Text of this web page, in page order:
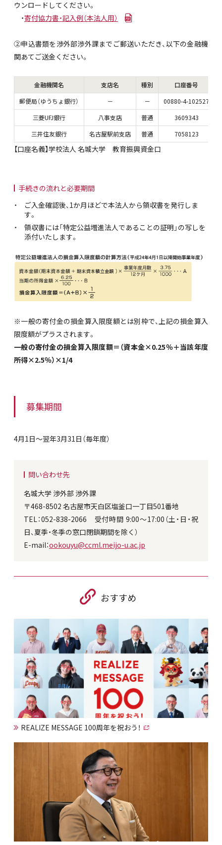
ウンロードしてください。
・寄付協力書・記入例（本法人用）
②申込書類を渉外部渉外課までご郵送いただき、以下の金融機
関あてご送金ください。
金融機関名 支店名 種別
口座番号
郵便局（ゆうちょ銀行）
－ －
00880-4-102527
三菱UFJ銀行
八事支店 普通
3609343
三井住友銀行
名古屋駅前支店 普通 7058123
【口座名義】学校法人 名城大学 教育振興資金口
手続きの流れと必要期間
ご入金確認後、1か月ほどで本法人から領収書を発行しま
す。
領収書には「特定公益増進法人であることの証明」の写しを
添付いたします。
※一般の寄付金の損金算入限度額とは別枠で、上記の損金算入
限度額がプラスされます。
一般の寄付金の損金算入限度額＝（資本金×0.25％＋当該年度
所得×2.5％）×1/4
募集期間
4月1日～翌年3月31日（毎年度）
問い合わせ先
名城大学 渉外部 渉外課
〒468-8502 名古屋市天白区塩釜口一丁目501番地
TEL：052-838-2066 受付時間 9:00～17:00（土・日・祝
日、夏季・冬季の窓口閉鎖期間を除く）
E-mail：ookouyu@ccml.meijo-u.ac.jp
おすすめ
REALIZE MESSAGE 100周年を祝おう！